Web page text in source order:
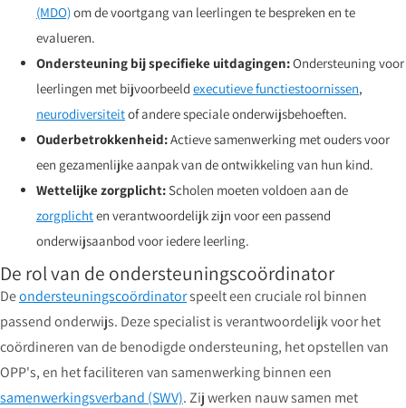
(MDO)om de voortgang van leerlingen te bespreken en te
evalueren.
Ondersteuning bij specifieke uitdagingen:Ondersteuning voor
leerlingen met bijvoorbeeld executieve functiestoornissen,
neurodiversiteitof andere speciale onderwijsbehoeften.
Ouderbetrokkenheid:Actieve samenwerking met ouders voor
een gezamenlijke aanpak van de ontwikkeling van hun kind.
Wettelijke zorgplicht:Scholen moeten voldoen aan de
zorgplichten verantwoordelijk zijn voor een passend
onderwijsaanbod voor iedere leerling.
De rol van de ondersteuningscoördinator
Deondersteuningscoördinatorspeelt een cruciale rol binnen
passend onderwijs. Deze specialist is verantwoordelijk voor het
coördineren van de benodigde ondersteuning, het opstellen van
OPP's, en het faciliteren van samenwerking binnen een
samenwerkingsverband (SWV). Zij werken nauw samen met